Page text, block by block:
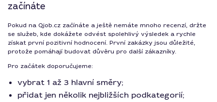
začínáte
Pokud na Qjob.cz začínáte a ještě nemáte mnoho recenzí, držte
se služeb, kde dokážete odvést spolehlivý výsledek a rychle
získat první pozitivní hodnocení. První zakázky jsou důležité,
protože pomáhají budovat důvěru pro další zákazníky.
Pro začátek doporučujeme:
vybrat 1 až 3 hlavní směry;
přidat jen několik nejbližších podkategorií;